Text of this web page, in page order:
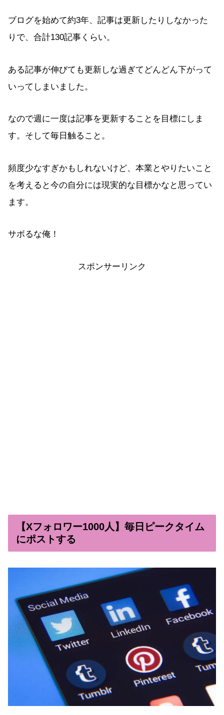
ブログを始めて約3年、記事は更新したりしなかった
りで、合計130記事くらい。
ある記事が伸びても更新しな過ぎてどんどん下がって
いってしまいました。
なので週に一度は記事を更新することを目標にしま
す。そして毎日触ること。
頻度少なすぎかもしれないけど、本業とやりたいこと
を考えると今の自分には現実的な目標かなと思ってい
ます。
サボるな俺！
スポンサーリンク
【Xフォロワー1000人】毎日ピークタイム
にポストする